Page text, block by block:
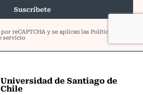
Universidad de Santiago de
Chile